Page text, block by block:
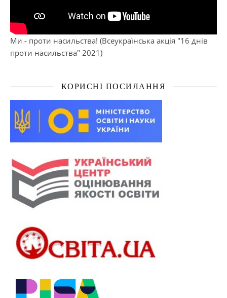
Ми - проти насильства! (Всеукраїнська акція "16 днів
проти насильства" 2021)
КОРИСНІ ПОСИЛАННЯ